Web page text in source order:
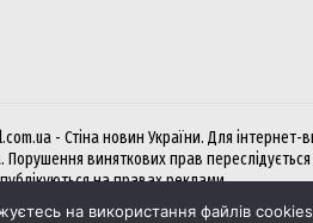
- Стіна новин України. Для інтернет-
виняткових прав
на правах реклами.
на використання файлів